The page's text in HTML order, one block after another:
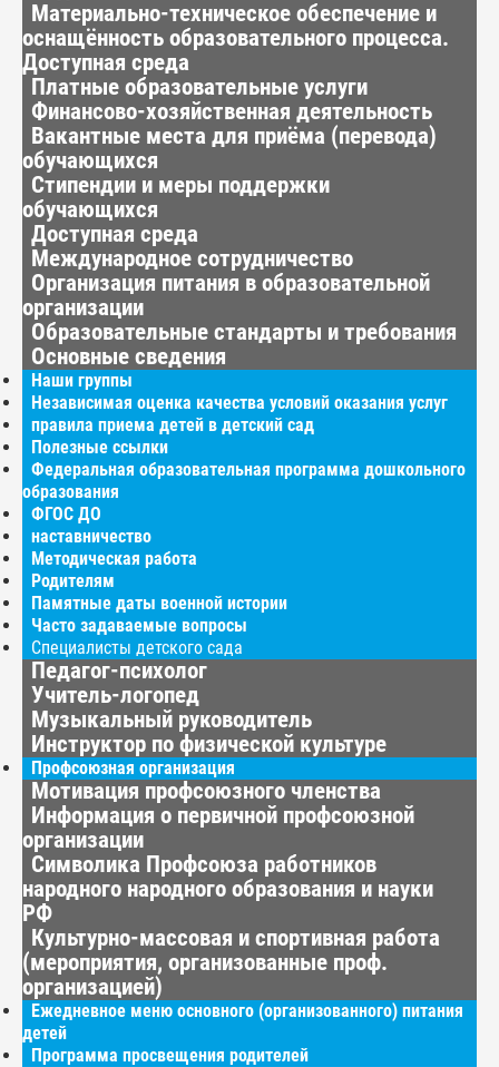
Материально-техническое обеспечение и
оснащённость образовательного процесса.
Доступная среда
Платные образовательные услуги
Финансово-хозяйственная деятельность
Вакантные места для приёма (перевода)
обучающихся
Стипендии и меры поддержки
обучающихся
Доступная среда
Международное сотрудничество
Организация питания в образовательной
организации
Образовательные стандарты и требования
Основные сведения
Наши группы
Независимая оценка качества условий оказания услуг
правила приема детей в детский сад
Полезные ссылки
Федеральная образовательная программа дошкольного
образования
ФГОС ДО
наставничество
Методическая работа
Родителям
Памятные даты военной истории
Часто задаваемые вопросы
Специалисты детского сада
Педагог-психолог
Учитель-логопед
Музыкальный руководитель
Инструктор по физической культуре
Профсоюзная организация
Мотивация профсоюзного членства
Информация о первичной профсоюзной
организации
Символика Профсоюза работников
народного народного образования и науки
РФ
Культурно-массовая и спортивная работа
(мероприятия, организованные проф.
организацией)
Ежедневное меню основного (организованного) питания
детей
Программа просвещения родителей